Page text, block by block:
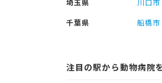
埼玉県
川口市
千葉県
船橋市
注目の駅から動物病院